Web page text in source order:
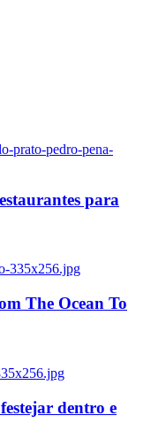
prato-pedro-pena-
para
335x256.jpg
The Ocean To
dentro e